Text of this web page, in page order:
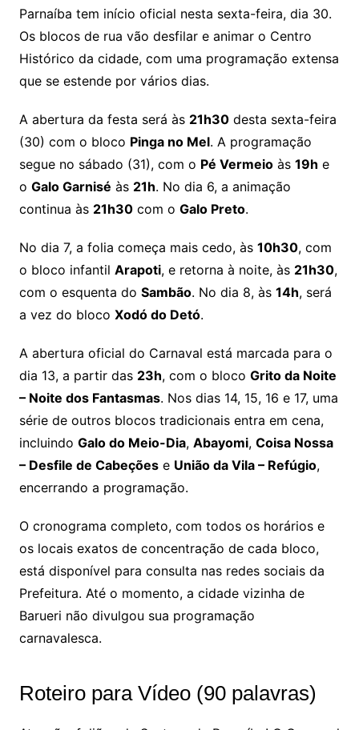
Parnaíba tem início oficial nesta sexta-feira, dia 30.
Os blocos de rua vão desfilar e animar o Centro
Histórico da cidade, com uma programação extensa
que se estende por vários dias.
A abertura da festa será às 21h30desta sexta-feira
(30) com o bloco Pinga no Mel. A programação
segue no sábado (31), com o Pé Vermeioàs 19h e
o Galo Garnisé às 21h. No dia 6, a animação
continua às 21h30com o Galo Preto.
No dia 7, a folia começa mais cedo, às 10h30, com
o bloco infantil Arapoti, e retorna à noite, às 21h30,
com o esquenta do Sambão. No dia 8, às 14h, será
a vez do bloco Xodó do Detó.
A abertura oficial do Carnaval está marcada para o
dia 13, a partir das 23h, com o bloco Grito da Noite
– Noite dos Fantasmas. Nos dias 14, 15, 16 e 17, uma
série de outros blocos tradicionais entra em cena,
incluindo Galo do Meio-Dia, Abayomi, Coisa Nossa
– Desfile de Cabeçõese União da Vila – Refúgio,
encerrando a programação.
O cronograma completo, com todos os horários e
os locais exatos de concentração de cada bloco,
está disponível para consulta nas redes sociais da
Prefeitura. Até o momento, a cidade vizinha de
Barueri não divulgou sua programação
carnavalesca.
Roteiro para Vídeo (90 palavras)